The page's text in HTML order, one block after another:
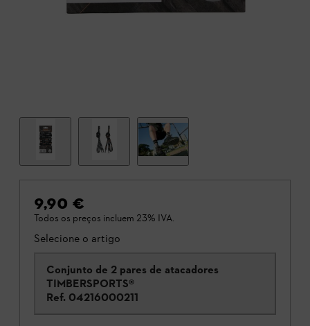
9,90 €
Todos os preços incluem 23% IVA.
Selecione o artigo
Conjunto de 2 pares de atacadores
TIMBERSPORTS®
Ref. 04216000211